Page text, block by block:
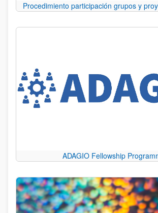
Procedimiento participación grupos y
ADAGIO Fellowship